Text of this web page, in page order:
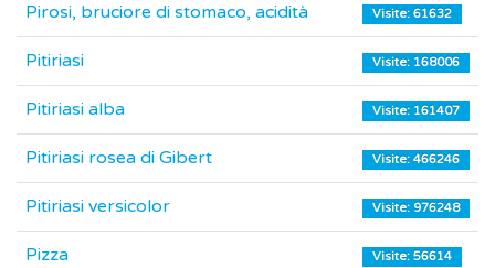
Pirosi, bruciore di stomaco, acidità Visite: 61632
Pitiriasi Visite: 168006
Pitiriasi alba Visite: 161407
Pitiriasi rosea di Gibert Visite: 466246
Pitiriasi versicolor Visite: 976248
Pizza Visite: 56614